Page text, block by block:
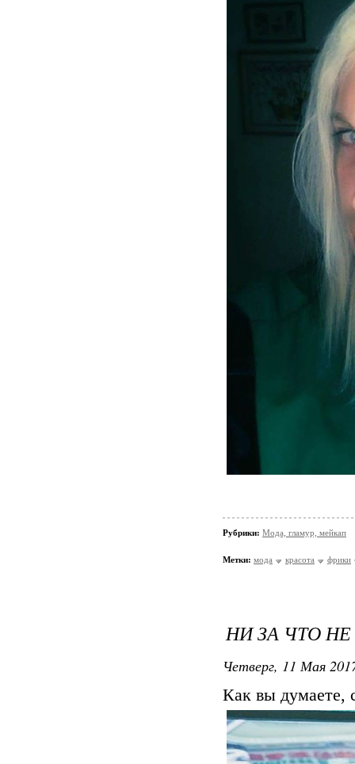
Рубрики: Мода, гламур, мейкап
Метки: мода красота фрики
НИ ЗА ЧТО
Четверг, 11 Мая
Как вы думаете,